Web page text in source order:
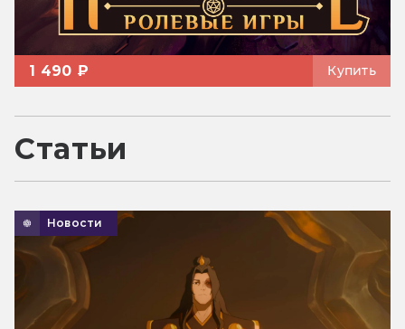
1 490 ₽ Купить
Статьи
Новости